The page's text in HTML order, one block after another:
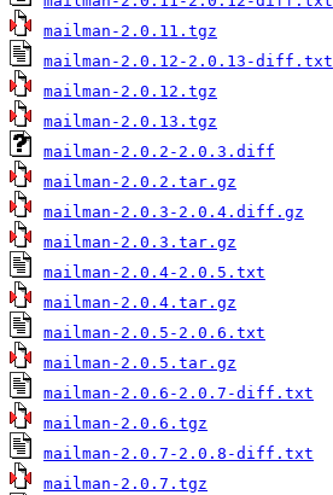
mailman-2.0.11.tgz
mailman-2.0.12-2.0.13-diff.txt
mailman-2.0.12.tgz
mailman-2.0.13.tgz
mailman-2.0.2-2.0.3.diff
mailman-2.0.2.tar.gz
mailman-2.0.3-2.0.4.diff.gz
mailman-2.0.3.tar.gz
mailman-2.0.4-2.0.5.txt
mailman-2.0.4.tar.gz
mailman-2.0.5-2.0.6.txt
mailman-2.0.5.tar.gz
mailman-2.0.6-2.0.7-diff.txt
mailman-2.0.6.tgz
mailman-2.0.7-2.0.8-diff.txt
mailman-2.0.7.tgz